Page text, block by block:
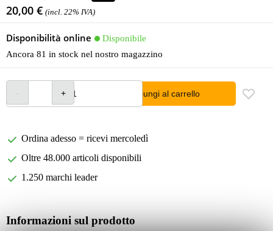
20,00 € (incl. 22% IVA)
Disponibilità online
Disponibile
Ancora 81 in stock nel nostro magazzino
Aggiungi al carrello
Ordina adesso = ricevi mercoledì
Oltre 48.000 articoli disponibili
1.250 marchi leader
Informazioni sul prodotto